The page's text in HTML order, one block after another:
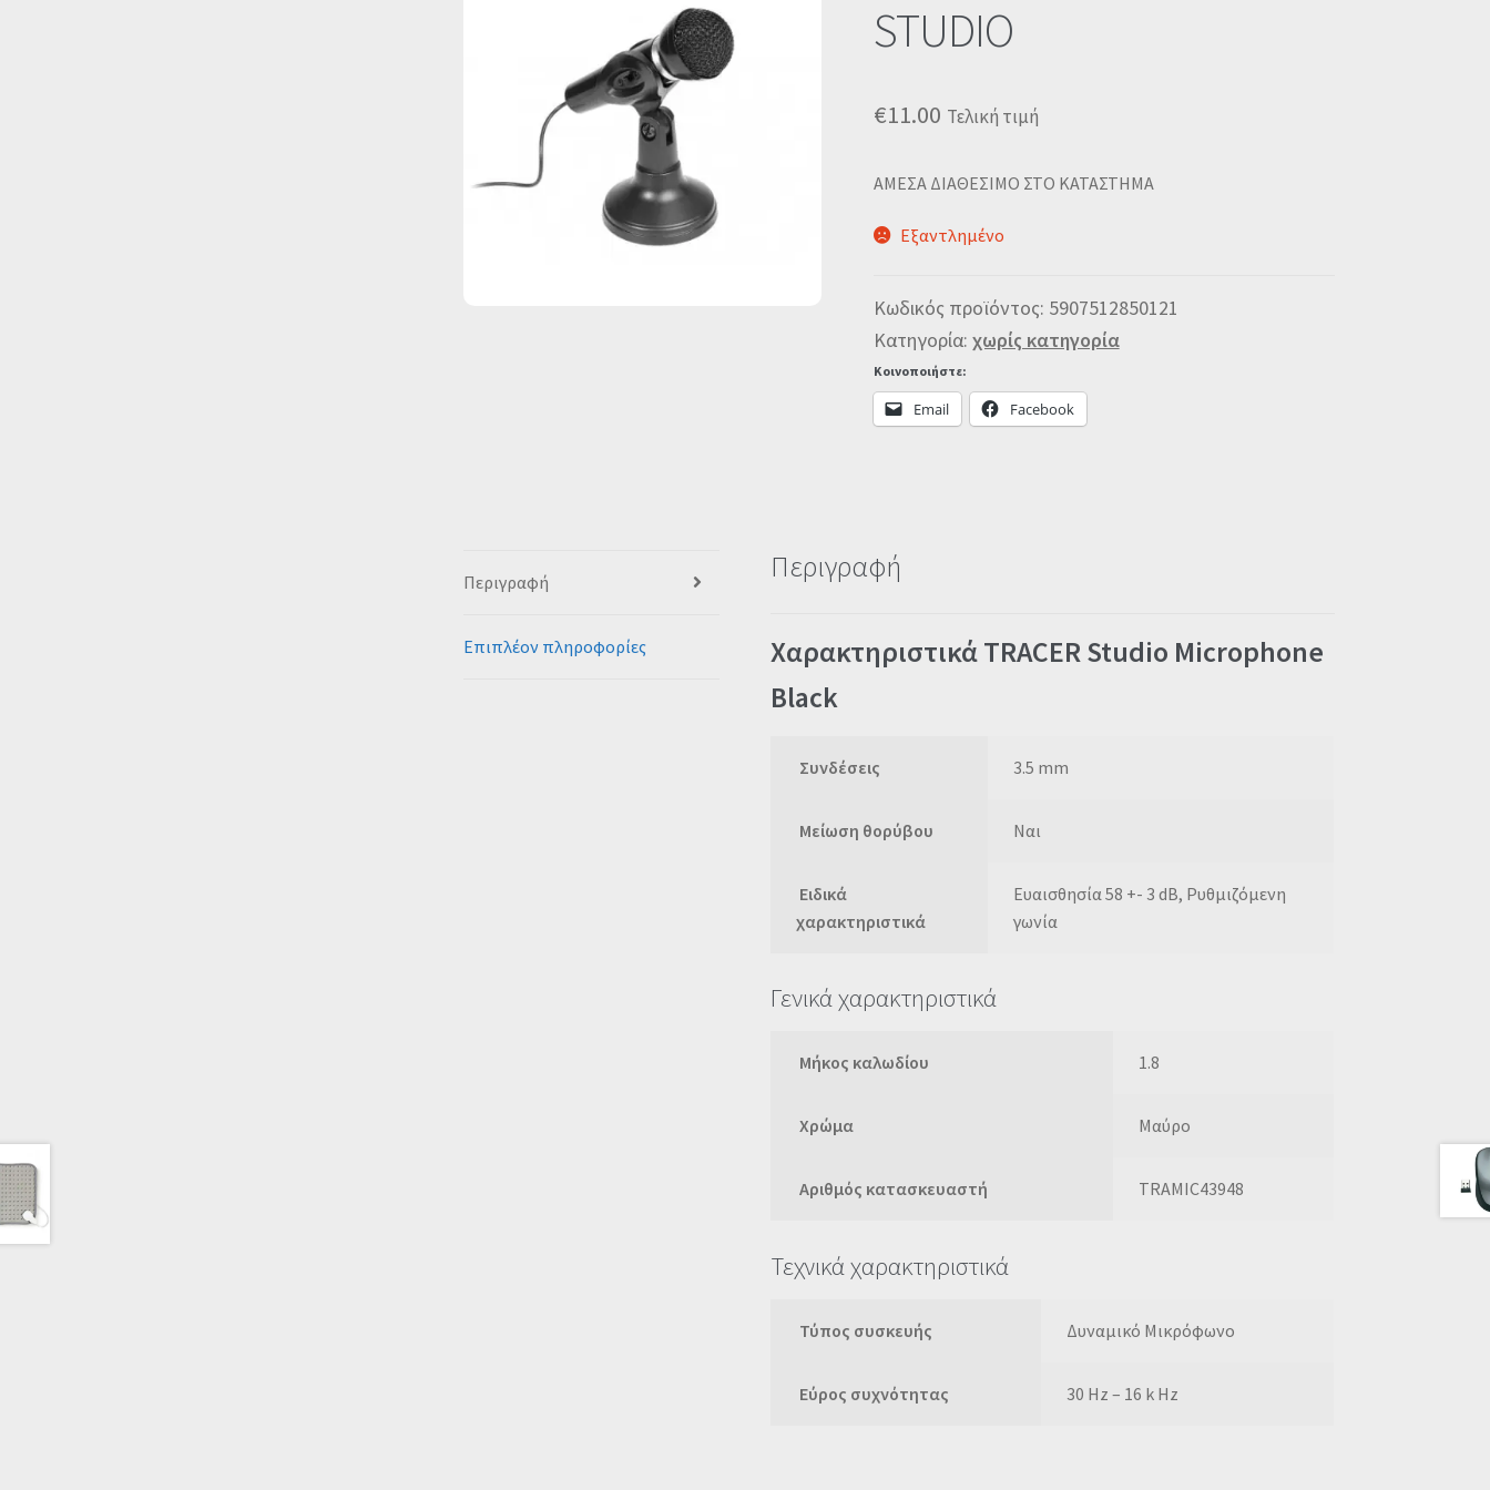
STUDIO
€11.00 Τελική τιμή
ΑΜΕΣΑ ΔΙΑΘΕΣΙΜΟ ΣΤΟ ΚΑΤΑΣΤΗΜΑ
Εξαντλημένο
Κωδικός προϊόντος: 5907512850121
Κατηγορία: χωρίς κατηγορία
Κοινοποιήστε:
Email Facebook
Περιγραφή
Επιπλέον πληροφορίες
Περιγραφή
Χαρακτηριστικά TRACER Studio Microphone
Black
Συνδέσεις 3.5 mm
Μείωση θορύβου Ναι
Ειδικά
χαρακτηριστικά
Ευαισθησία 58 +- 3 dB, Ρυθμιζόμενη
γωνία
Γενικά χαρακτηριστικά
Μήκος καλωδίου 1.8
Χρώμα Μαύρο
Αριθμός κατασκευαστή TRAMIC43948
Τεχνικά χαρακτηριστικά
Τύπος συσκευής Δυναμικό Μικρόφωνο
Εύρος συχνότητας 30 Hz – 16 k Hz